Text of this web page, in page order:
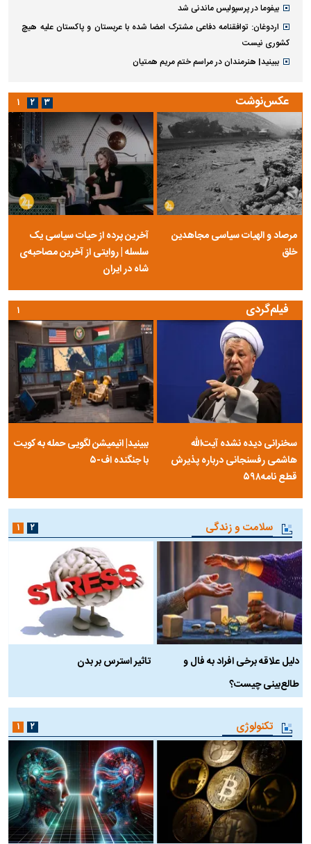
بیفوما در پرسپولیس ماندنی شد
اردوغان: توافقنامه دفاعی مشترک امضا شده با عربستان و پاکستان علیه هیچ
کشوری نیست
ببینید| هنرمندان در مراسم ختم مریم همتیان
عکس‌نوشت
مرصاد و الهیات سیاسی مجاهدین
خلق
آخرین پرده از حیات سیاسی یک
سلسله | روایتی از آخرین مصاحبه‌ی
شاه در ایران
۱ ۲ ۳
فیلم‌گردی
سخنرانی دیده نشده آیت‌الله
هاشمی رفسنجانی درباره پذیرش
قطع نامه۵۹۸
ببینید| انیمیشن لگویی حمله به کویت
با جنگنده اف-۵
۱
سلامت و زندگی
دلیل علاقه برخی افراد به فال و
طالع‌بینی چیست؟
تاثیر استرس بر بدن
۱ ۲
تکنولوژی ۱ ۲